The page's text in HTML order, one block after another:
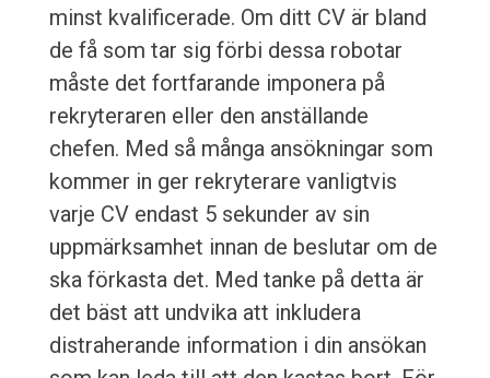
minst kvalificerade. Om ditt CV är bland
de få som tar sig förbi dessa robotar
måste det fortfarande imponera på
rekryteraren eller den anställande
chefen. Med så många ansökningar som
kommer in ger rekryterare vanligtvis
varje CV endast 5 sekunder av sin
uppmärksamhet innan de beslutar om de
ska förkasta det. Med tanke på detta är
det bäst att undvika att inkludera
distraherande information i din ansökan